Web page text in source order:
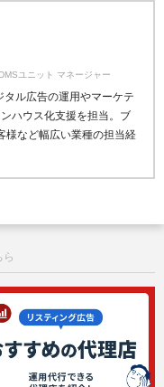
ユニット マネージャー
ル広告の運用やマーケテ
ハウス化支援を担当。ブ
様など幅広い業種の担当経
ら